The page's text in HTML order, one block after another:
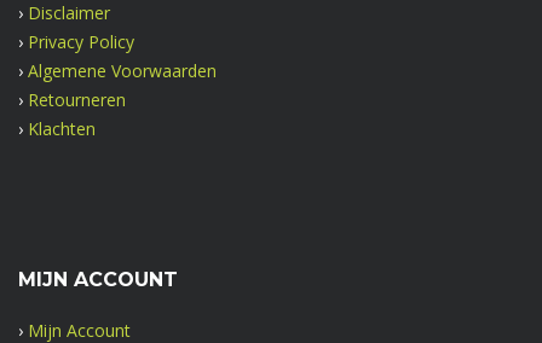
› Disclaimer
› Privacy Policy
› Algemene Voorwaarden
› Retourneren
› Klachten
MIJN ACCOUNT
› Mijn Account